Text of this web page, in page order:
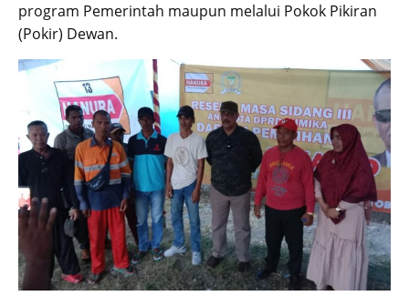
program Pemerintah maupun melalui Pokok Pikiran
(Pokir) Dewan.